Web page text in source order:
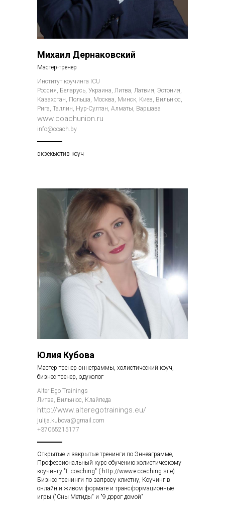
Михаил Дернаковский
Мастер-тренер
Институт коучинга ICU
Россия, Беларусь, Украина, Литва, Латвия, Эстония,
Казахстан, Польша, Москва, Минск, Киев, Вильнюс,
Рига, Таллин, Нур-Султан, Алматы, Варшава
www.coachunion.ru
info@coach.by
экзекьютив коуч
Юлия Кубова
Мастер тренер эннеграммы, холистический коуч,
бизнес тренер, эдуколог
Alter Ego Trainings
Литва, Вильнюс, Клайпеда
http://www.alteregotrainings.eu/
julija.kubova@gmail.com
+37065215177
Открытые и закрытые тренинги по Эннеаграмме,
Профессиональный курс обучению холистическому
коучингу "E-coaching" ( http://www.e-coaching.site)
Бизнес тренинги по запросу клиетну, Коучинг в
онлайн и живом формате и трансформационные
игры ("Сны Метиды" и "9 дорог домой"